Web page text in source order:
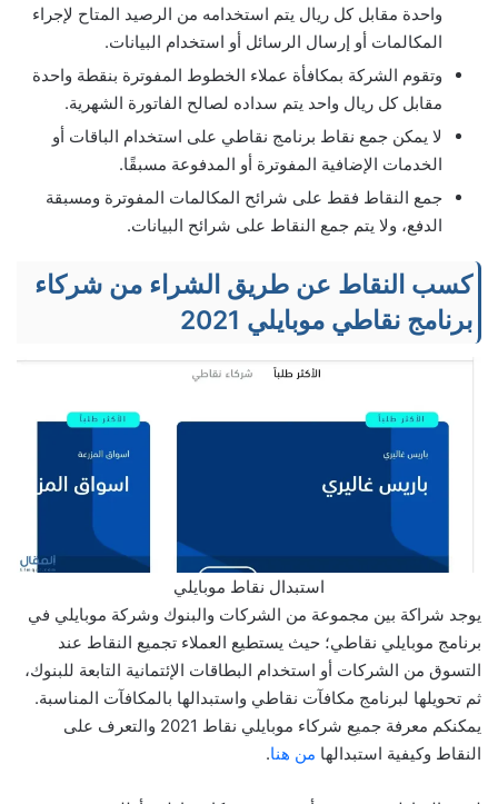
واحدة مقابل كل ريال يتم استخدامه من الرصيد المتاح لإجراء
المكالمات أو إرسال الرسائل أو استخدام البيانات.
وتقوم الشركة بمكافأة عملاء الخطوط المفوترة بنقطة واحدة
مقابل كل ريال واحد يتم سداده لصالح الفاتورة الشهرية.
لا يمكن جمع نقاط برنامج نقاطي على استخدام الباقات أو
الخدمات الإضافية المفوترة أو المدفوعة مسبقًا.
جمع النقاط فقط على شرائح المكالمات المفوترة ومسبقة
الدفع، ولا يتم جمع النقاط على شرائح البيانات.
كسب النقاط عن طريق الشراء من شركاء
برنامج نقاطي موبايلي 2021
استبدال نقاط موبايلي
يوجد شراكة بين مجموعة من الشركات والبنوك وشركة موبايلي في
برنامج موبايلي نقاطي؛ حيث يستطيع العملاء تجميع النقاط عند
التسوق من الشركات أو استخدام البطاقات الإئتمانية التابعة للبنوك،
ثم تحويلها لبرنامج مكافآت نقاطي واستبدالها بالمكافآت المناسبة.
يمكنكم معرفة جميع شركاء موبايلي نقاط 2021 والتعرف على
النقاط وكيفية استبدالها من هنا.